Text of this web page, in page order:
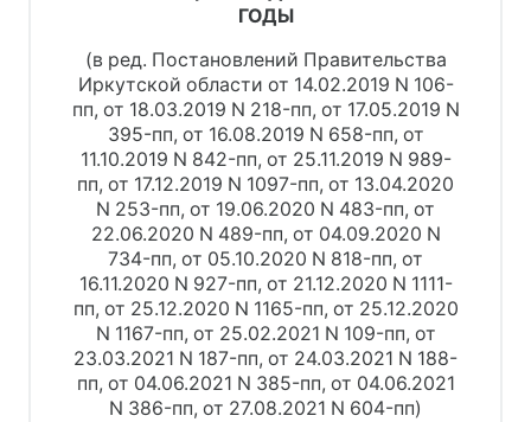
ГОДЫ
(в ред. Постановлений Правительства
Иркутской области от 14.02.2019 N 106-
пп, от 18.03.2019 N 218-пп, от 17.05.2019 N
395-пп, от 16.08.2019 N 658-пп, от
11.10.2019 N 842-пп, от 25.11.2019 N 989-
пп, от 17.12.2019 N 1097-пп, от 13.04.2020
N 253-пп, от 19.06.2020 N 483-пп, от
22.06.2020 N 489-пп, от 04.09.2020 N
734-пп, от 05.10.2020 N 818-пп, от
16.11.2020 N 927-пп, от 21.12.2020 N 1111-
пп, от 25.12.2020 N 1165-пп, от 25.12.2020
N 1167-пп, от 25.02.2021 N 109-пп, от
23.03.2021 N 187-пп, от 24.03.2021 N 188-
пп, от 04.06.2021 N 385-пп, от 04.06.2021
N 386-пп, от 27.08.2021 N 604-пп)